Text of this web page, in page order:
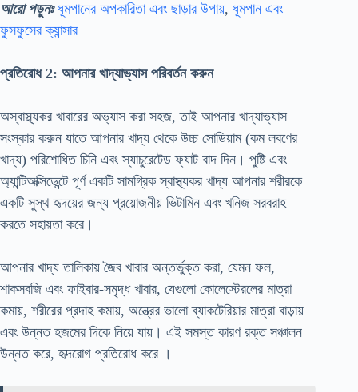
আরো পড়ুনঃ ধূমপানের অপকারিতা এবং ছাড়ার উপায়, ধূমপান এবং
ফুসফুসের ক্যান্সার
প্রতিরোধ 2: আপনার খাদ্যাভ্যাস পরিবর্তন করুন
অস্বাস্থ্যকর খাবারের অভ্যাস করা সহজ, তাই আপনার খাদ্যাভ্যাস
সংস্কার করুন যাতে আপনার খাদ্য থেকে উচ্চ সোডিয়াম (কম লবণের
খাদ্য) পরিশোধিত চিনি এবং স্যাচুরেটেড ফ্যাট বাদ দিন। পুষ্টি এবং
অ্যান্টিঅক্সিডেন্টে পূর্ণ একটি সামগ্রিক স্বাস্থ্যকর খাদ্য আপনার শরীরকে
একটি সুস্থ হৃদয়ের জন্য প্রয়োজনীয় ভিটামিন এবং খনিজ সরবরাহ
করতে সহায়তা করে।
আপনার খাদ্য তালিকায় জৈব খাবার অন্তর্ভুক্ত করা, যেমন ফল,
শাকসবজি এবং ফাইবার-সমৃদ্ধ খাবার, যেগুলো কোলেস্টেরলের মাত্রা
কমায়, শরীরের প্রদাহ কমায়, অন্ত্রের ভালো ব্যাকটেরিয়ার মাত্রা বাড়ায়
এবং উন্নত হজমের দিকে নিয়ে যায়। এই সমস্ত কারণ রক্ত ​​সঞ্চালন
উন্নত করে, হৃদরোগ প্রতিরোধ করে ।